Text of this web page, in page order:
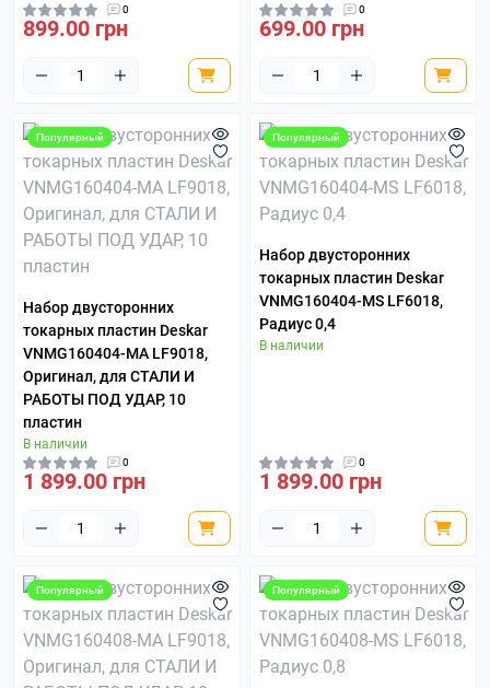
0
899.00 грн
0
699.00 грн
Популярный
Набор двусторонних
токарных пластин Deskar
VNMG160404-MA LF9018,
Оригинал, для СТАЛИ И
РАБОТЫ ПОД УДАР, 10
пластин
В наличии
0
1 899.00 грн
Популярный
Набор двусторонних
токарных пластин Deskar
VNMG160404-MS LF6018,
Радиус 0,4
В наличии
0
1 899.00 грн
Популярный Популярный